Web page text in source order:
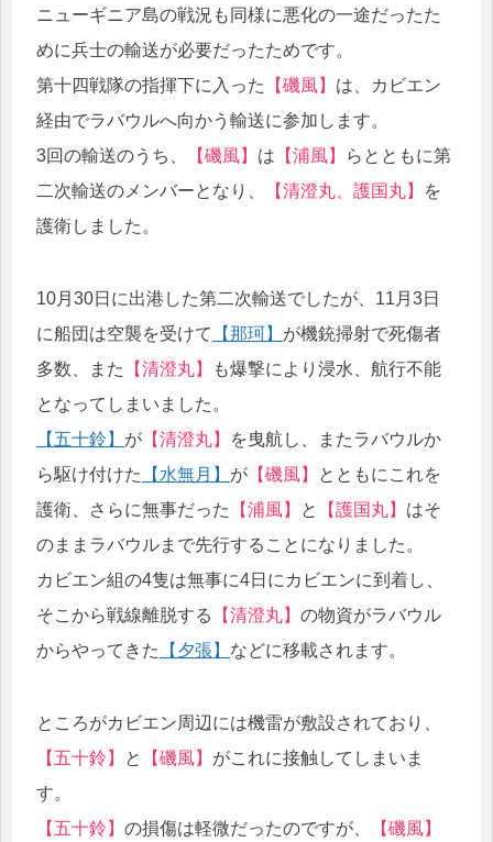
ニューギニア島の戦況も同様に悪化の一途だったた
めに兵士の輸送が必要だったためです。
第十四戦隊の指揮下に入った
【磯風】 は、カビエン
経由でラバウルへ向かう輸送に参加します。
3回の輸送のうち、
【磯風】 は 【浦風】
らとともに第
二次輸送のメンバーとなり、
【清澄丸、護国丸】
を
護衛しました。
10月30日に出港した第二次輸送でしたが、11月3日
に船団は空襲を受けて
【那珂】 が機銃掃射で死傷者
多数、また
【清澄丸】
も爆撃により浸水、航行不能
となってしまいました。
【五十鈴】 が 【清澄丸】
を曳航し、またラバウルか
ら駆け付けた
【水無月】 が 【磯風】
とともにこれを
護衛、さらに無事だった
【浦風】 と 【護国丸】 はそ
のままラバウルまで先行することになりました。
カビエン組の4隻は無事に4日にカビエンに到着し、
そこから戦線離脱する
【清澄丸】 の物資がラバウル
からやってきた
【夕張】 などに移載されます。
ところがカビエン周辺には機雷が敷設されており、
【五十鈴】
と 【磯風】 がこれに接触してしまいま
す。
【五十鈴】 の損傷は軽微だったのですが、
【磯風】